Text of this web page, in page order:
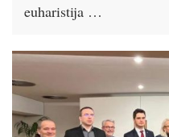
euharistija …